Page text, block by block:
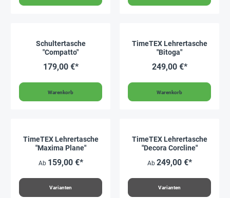
Schultertasche
"Compatto"
179,00 €*
Warenkorb
TimeTEX Lehrertasche
"Bitoga"
249,00 €*
Warenkorb
TimeTEX Lehrertasche
"Maxima Plane"
Ab 159,00 €*
Varianten
TimeTEX Lehrertasche
"Decora Corcline"
Ab 249,00 €*
Varianten